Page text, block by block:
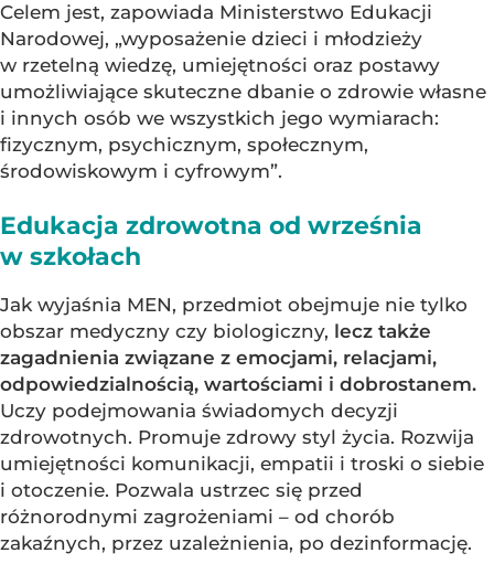
Celem jest, zapowiada Ministerstwo Edukacji
Narodowej, „wyposażenie dzieci i młodzieży
w rzetelną wiedzę, umiejętności oraz postawy
umożliwiające skuteczne dbanie o zdrowie własne
i innych osób we wszystkich jego wymiarach:
fizycznym, psychicznym, społecznym,
środowiskowym i cyfrowym”.
Edukacja zdrowotna od września
w szkołach
Jak wyjaśnia MEN, przedmiot obejmuje nie tylko
obszar medyczny czy biologiczny, lecz także
zagadnienia związane z emocjami, relacjami,
odpowiedzialnością, wartościami i dobrostanem.
Uczy podejmowania świadomych decyzji
zdrowotnych. Promuje zdrowy styl życia. Rozwija
umiejętności komunikacji, empatii i troski o siebie
i otoczenie. Pozwala ustrzec się przed
różnorodnymi zagrożeniami – od chorób
zakaźnych, przez uzależnienia, po dezinformację.